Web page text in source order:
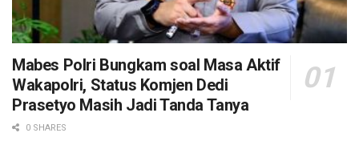
Mabes Polri Bungkam soal Masa Aktif
Wakapolri, Status Komjen Dedi
Prasetyo Masih Jadi Tanda Tanya
0 SHARES